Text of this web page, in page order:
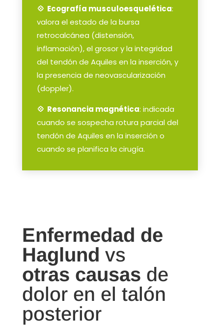
💠 Ecografía musculoesquelética:
valora el estado de la bursa
retrocalcánea (distensión,
inflamación), el grosor y la integridad
del tendón de Aquiles en la inserción, y
la presencia de neovascularización
(doppler).
💠 Resonancia magnética: indicada
cuando se sospecha rotura parcial del
tendón de Aquiles en la inserción o
cuando se planifica la cirugía.
Enfermedad de
Haglund vs
otras causas de
dolor en el talón
posterior